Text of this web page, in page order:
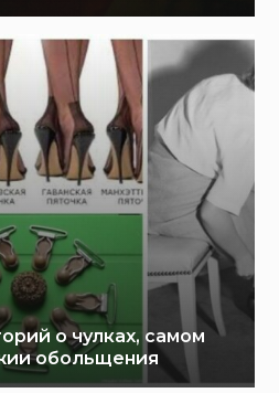
о чулках, самом
обольщения